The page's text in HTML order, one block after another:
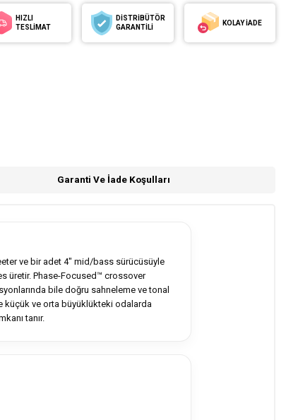
HIZLI
TESLİMAT
DİSTRİBÜTÖR
GARANTİLİ
KOLAY İADE
Garanti Ve İade Koşulları
ve bir adet 4" mid/bass sürücüsüyle
üretir. Phase-Focused™ crossover
bile doğru sahneleme ve tonal
küçük ve orta büyüklükteki odalarda
tanır.